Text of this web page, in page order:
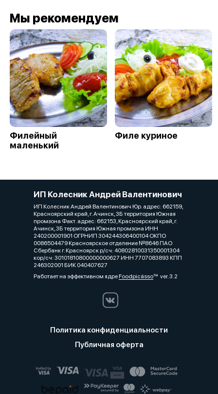
Мы рекомендуем
Филейный
маленький
Филе куриное
ИП Колесник Андрей Валентинович
ИП Колесник Андрей Валентинович Юр. адрес: 662159,
Красноярский край, г. Ачинск, 3Б территория Южная
промзона Факт. адрес: 662153, Красноярский край, г.
Ачинск, 3Б территория Южная промзона ИНН
240200001901 ОГРНИП 304244306400104 ОКПО
0086504479 Красноярское отделение №8646 ПАО
Сбербанк г. Красноярск р/сч: 40802810031350001304
кор/сч: 30101810800000000627 ИНН 7707083893 КПП
246302001 БИК 040407627
Работает на эффективном ядреFoodpicássover. 3.2
Политика конфиденциальности
Публичная оферта